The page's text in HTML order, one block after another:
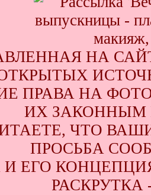
НА
ПРАВА НА
ИХ ЗАКОННЫМ
ЧТО
ПРОСЬБА
ЕГО КОНЦЕПЦИЯ
РАСКРУТКА -